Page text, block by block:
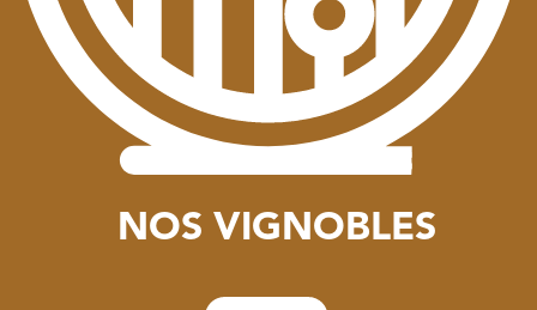
NOS VIGNOBLES